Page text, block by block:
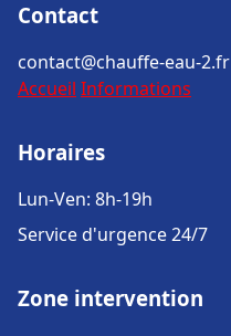
Contact
contact@chauffe-eau-2.fr
Accueil Informations
Horaires
Lun-Ven: 8h-19h
Service d'urgence 24/7
Zone intervention